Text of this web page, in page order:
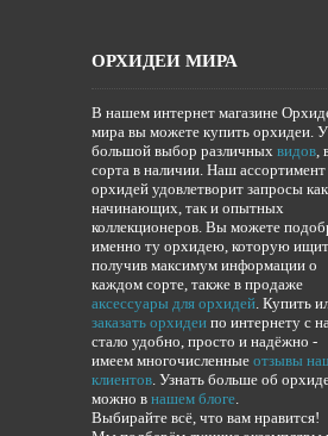
ОРХИДЕИ МИРА
В нашем интернет магазине
мира вы можете купить орхидеи.
большой выбор различных видов,
сорта в наличии. Наш ассортимент
орхидей удовлетворит запросы как
начинающих, так и опытных
коллекционеров. Вы можете
именно ту орхидею, которую
получив максимум информации о
каждом сорте, также в продаже
аксессуары для орхидей. Купить
заказать орхидеи по интернету с
стало удобно, просто и надёжно -
имеем многочисленные отзывы
клиентов. Узнать больше об
можно в нашем блоге.
Выбирайте всё, что вам нравится!